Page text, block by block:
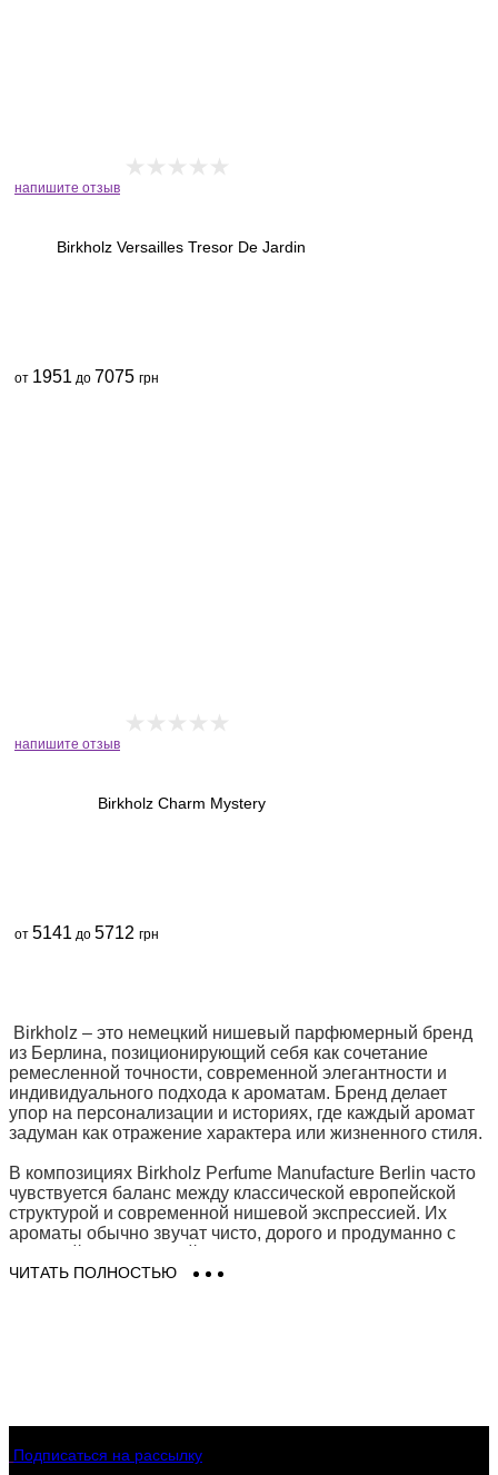
напишите отзыв
Birkholz Versailles Tresor De Jardin
от 1951 до 7075 грн
напишите отзыв
Birkholz Charm Mystery
от 5141 до 5712 грн
Birkholz – это немецкий нишевый парфюмерный бренд
из Берлина, позиционирующий себя как сочетание
ремесленной точности, современной элегантности и
индивидуального подхода к ароматам. Бренд делает
упор на персонализации и историях, где каждый аромат
задуман как отражение характера или жизненного стиля.
В композициях Birkholz Perfume Manufacture Berlin часто
чувствуется баланс между классической европейской
структурой и современной нишевой экспрессией. Их
ароматы обычно звучат чисто, дорого и продуманно с
глубокой базы.
В общем, Birkholz — это о сдержанной нишевой роскоши
ЧИТАТЬ ПОЛНОСТЬЮ
Подписаться на рассылку